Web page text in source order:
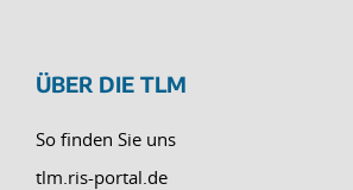
ÜBER DIE TLM
So finden Sie uns
tlm.ris-portal.de